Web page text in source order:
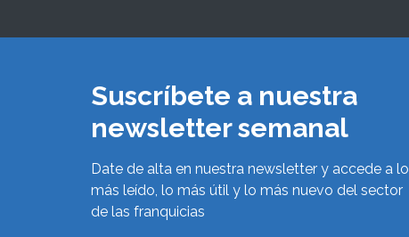
Suscríbete a nuestra
newsletter semanal
Date de alta en nuestra newsletter y accede a lo
más leído, lo más útil y lo más nuevo del sector
de las franquicias